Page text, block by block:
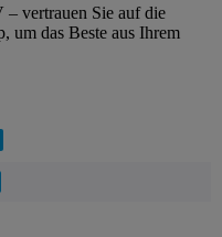
vertrauen Sie auf die
um das Beste aus Ihrem